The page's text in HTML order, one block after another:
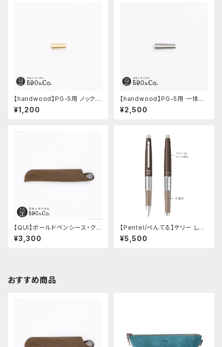
【handwood】PG-5用 ノック部
カバー (真鍮)
¥1,200
【handwood】PG-5用 一体型
ノック部カバー (グルーブ/ステン
レス)
¥2,500
【QUI】ボールドペンシース・ク
ードゥー (ガウチョ)
¥3,300
【Pentel/ぺんてる】ケリー しー
さーコラボ限定カラー
¥5,500
おすすめ商品